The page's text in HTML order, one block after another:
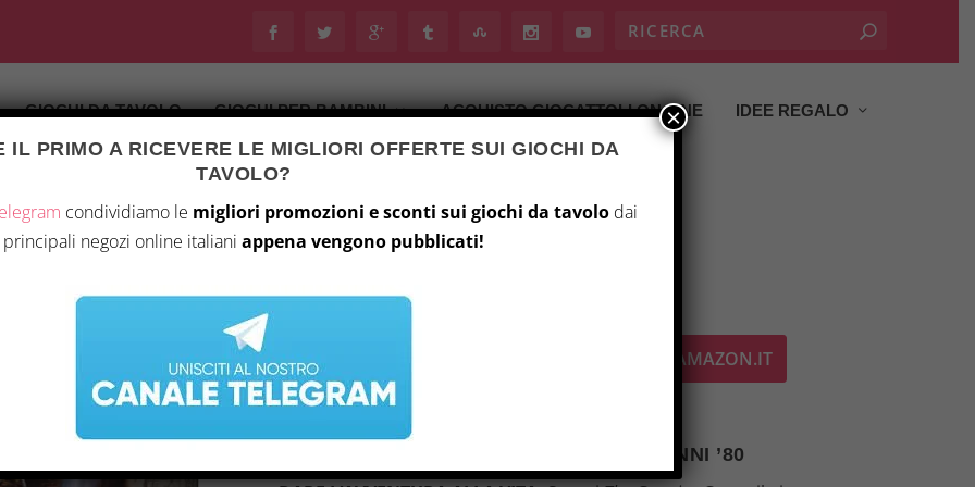
GIOCHI DA TAVOLO GIOCHI PER BAMBINI ACQUISTO GIOCATTOLI ON LINE IDEE REGALO
Ultimo aggiornamento il 5 Agosto 2026 9:46
/Giochi da tavolo/ Goonies Game – Anni ’80
ACQUISTA SU AMAZON.IT
GOONIES GAME – GIOCO DA TAVOLO ANNI ’80
IL PRIMO A RICEVERE LE MIGLIORI OFFERTE SUI GIOCHI DA
TAVOLO?
condividiamo le migliori promozioni e sconti sui giochi da tavolodai
principali negozi online italiani appena vengono pubblicati!
×